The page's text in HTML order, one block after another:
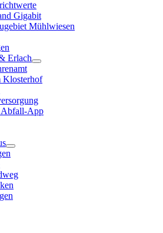
Gigabit
Mühlwiesen
Erlach
Klosterhof
Abfall-App